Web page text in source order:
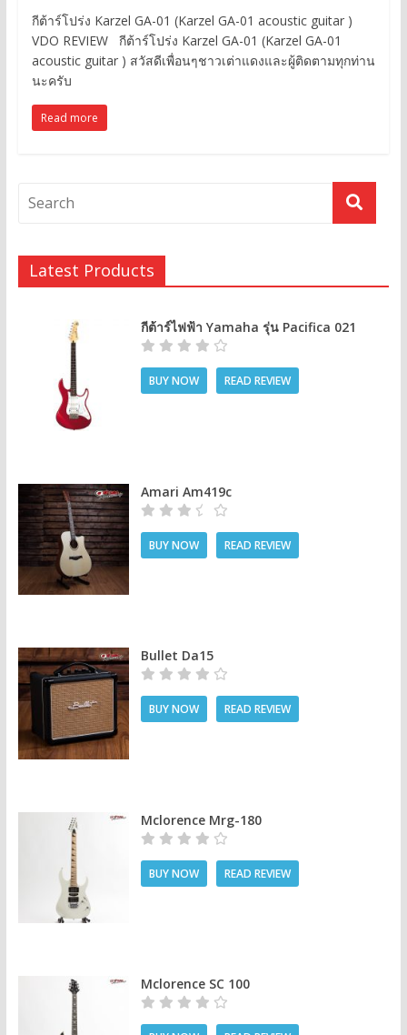
กีต้าร์โปร่ง Karzel GA-01 (Karzel GA-01 acoustic guitar )
VDO REVIEW กีต้าร์โปร่ง Karzel GA-01 (Karzel GA-01
acoustic guitar ) สวัสดีเพื่อนๆชาวเต่าแดงและผู้ติดตามทุกท่าน
นะครับ
Read more
Latest Products
กีต้าร์ไฟฟ้า Yamaha รุ่น Pacifica 021
BUY NOW READ REVIEW
Amari Am419c
BUY NOW READ REVIEW
Bullet Da15
BUY NOW READ REVIEW
Mclorence Mrg-180
BUY NOW READ REVIEW
Mclorence SC 100